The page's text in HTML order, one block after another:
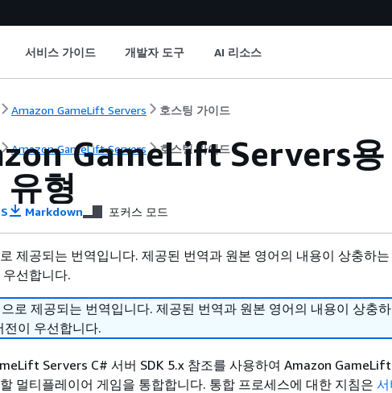
서비스 가이드 개발자 도구 AI 리소스
Amazon GameLift Servers 호스팅 가이드
Amazon GameLift Servers 호스팅 가이드
GameLift Servers용
유형
Markdown 포커스 모드
제공되는 번역입니다. 제공된 번역과 원본 영어의 내용이 상충하
선합니다.
로 제공되는 번역입니다. 제공된 번역과 원본 영어의 내용이 상충
전이 우선합니다.
Servers C# 서버 SDK 5.x 참조를 사용하여 Amazon
멀티플레이어 게임을 통합합니다. 통합 프로세스에 대한 지침은 서